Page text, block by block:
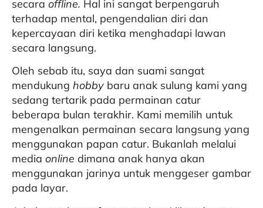
secara offline. Hal ini sangat berpengaruh
terhadap mental, pengendalian diri dan
kepercayaan diri ketika menghadapi lawan
secara langsung.
Oleh sebab itu, saya dan suami sangat
mendukung hobby baru anak sulung kami yang
sedang tertarik pada permainan catur
beberapa bulan terakhir. Kami memilih untuk
mengenalkan permainan secara langsung yang
menggunakan papan catur. Bukanlah melalui
media online dimana anak hanya akan
menggunakan jarinya untuk menggeser gambar
pada layar.